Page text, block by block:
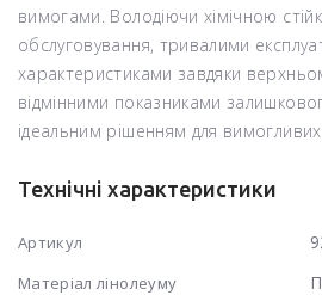
вимогами. Володіючи хімічною
обслуговування, тривалими
характеристиками завдяки
відмінними показниками
ідеальним рішенням для
Технічні характеристики
Артикул
Матеріал лінолеуму